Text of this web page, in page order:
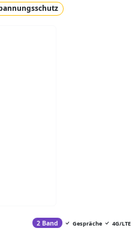
2 Band Gespräche 4G/LTE